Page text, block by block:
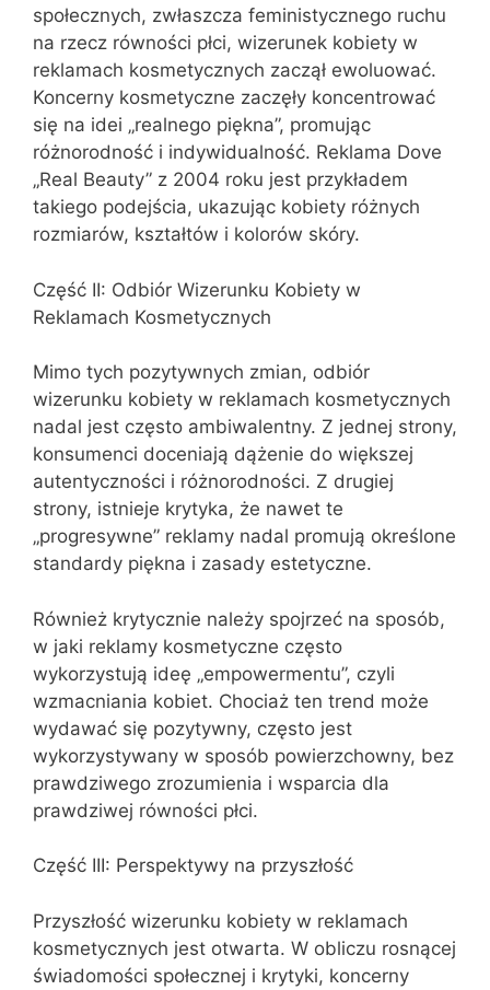
społecznych, zwłaszcza feministycznego ruchu
na rzecz równości płci, wizerunek kobiety w
reklamach kosmetycznych zaczął ewoluować.
Koncerny kosmetyczne zaczęły koncentrować
się na idei „realnego piękna”, promując
różnorodność i indywidualność. Reklama Dove
„Real Beauty” z 2004 roku jest przykładem
takiego podejścia, ukazując kobiety różnych
rozmiarów, kształtów i kolorów skóry.
Część II: Odbiór Wizerunku Kobiety w
Reklamach Kosmetycznych
Mimo tych pozytywnych zmian, odbiór
wizerunku kobiety w reklamach kosmetycznych
nadal jest często ambiwalentny. Z jednej strony,
konsumenci doceniają dążenie do większej
autentyczności i różnorodności. Z drugiej
strony, istnieje krytyka, że nawet te
„progresywne” reklamy nadal promują określone
standardy piękna i zasady estetyczne.
Również krytycznie należy spojrzeć na sposób,
w jaki reklamy kosmetyczne często
wykorzystują ideę „empowermentu”, czyli
wzmacniania kobiet. Chociaż ten trend może
wydawać się pozytywny, często jest
wykorzystywany w sposób powierzchowny, bez
prawdziwego zrozumienia i wsparcia dla
prawdziwej równości płci.
Część III: Perspektywy na przyszłość
Przyszłość wizerunku kobiety w reklamach
kosmetycznych jest otwarta. W obliczu rosnącej
świadomości społecznej i krytyki, koncerny